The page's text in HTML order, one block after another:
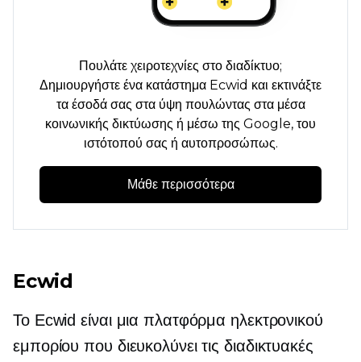
Πουλάτε χειροτεχνίες στο διαδίκτυο;
Δημιουργήστε ένα κατάστημα Ecwid και εκτινάξτε
τα έσοδά σας στα ύψη πουλώντας στα μέσα
κοινωνικής δικτύωσης ή μέσω της Google, του
ιστότοπού σας ή αυτοπροσώπως.
Μάθε περισσότερα
Ecwid
Το Ecwid είναι μια πλατφόρμα ηλεκτρονικού
εμπορίου που διευκολύνει τις διαδικτυακές